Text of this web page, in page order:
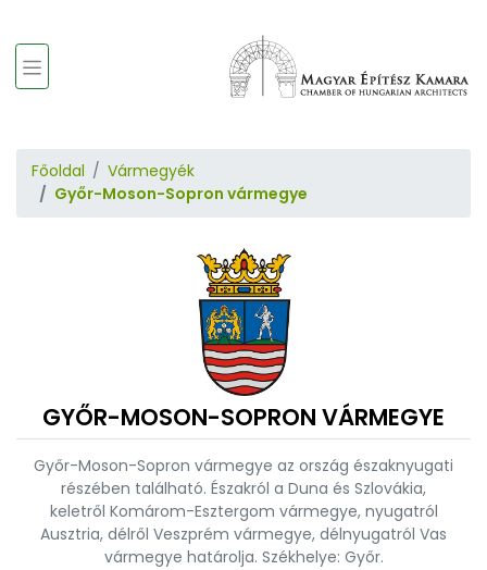
Főoldal
Vármegyék
Győr-Moson-Sopron vármegye
GYŐR-MOSON-SOPRON VÁRMEGYE
Győr-Moson-Sopron vármegye az ország északnyugati
részében található. Északról a Duna és Szlovákia,
keletről Komárom-Esztergom vármegye, nyugatról
Ausztria, délről Veszprém vármegye, délnyugatról Vas
vármegye határolja. Székhelye: Győr.